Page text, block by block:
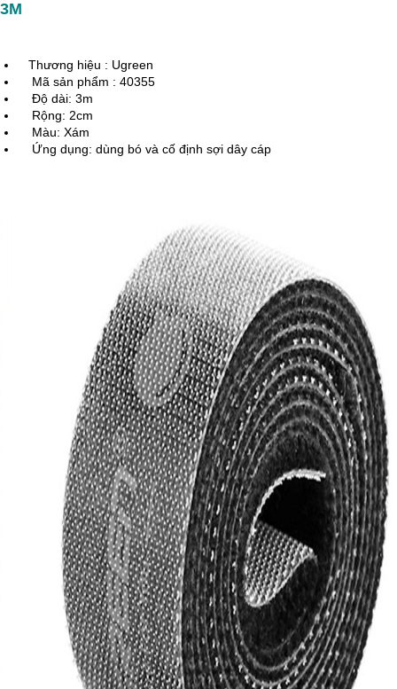
3M
   Thương hiệu : Ugreen
    Mã sản phẩm : 40355
    Độ dài: 3m
    Rộng: 2cm
    Màu: Xám
    Ứng dụng: dùng bó và cố định sợi dây cáp